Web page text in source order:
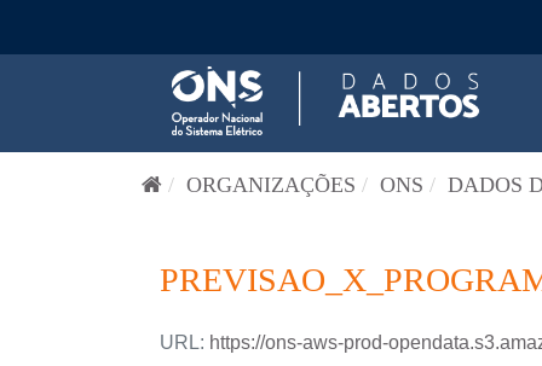
ORGANIZAÇÕES ONS DADOS
URL: https://ons-aws-prod-